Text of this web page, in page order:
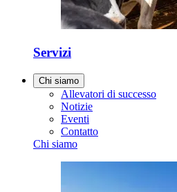
Servizi
Chi siamo
Allevatori di successo
Notizie
Eventi
Contatto
Chi siamo